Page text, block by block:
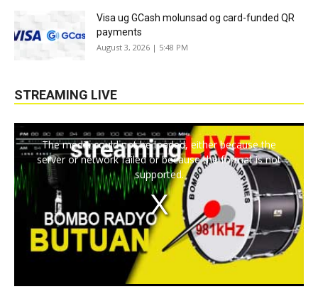
Visa ug GCash molunsad og card-funded QR
payments
August 3, 2026 | 5:48 PM
STREAMING LIVE
The media could not be loaded, either because the
server or network failed or because the format is not
supported.